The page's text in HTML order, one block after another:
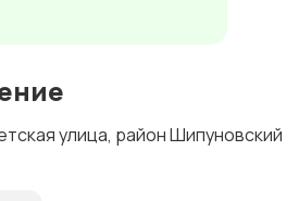
улица, район Шипуновский